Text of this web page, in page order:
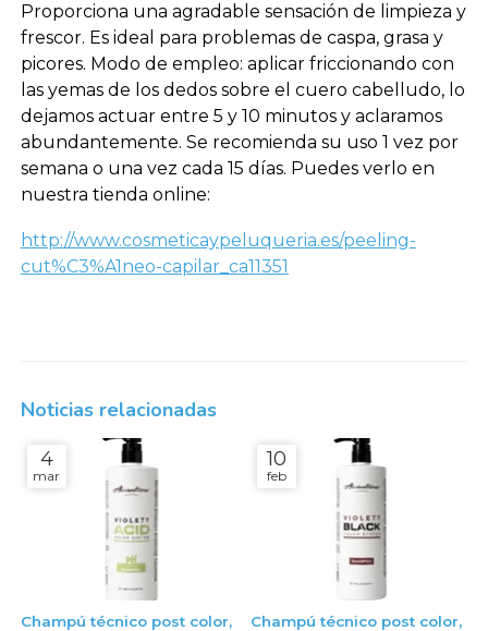
Proporciona una agradable sensación de limpieza y
frescor. Es ideal para problemas de caspa, grasa y
picores. Modo de empleo: aplicar friccionando con
las yemas de los dedos sobre el cuero cabelludo, lo
dejamos actuar entre 5 y 10 minutos y aclaramos
abundantemente. Se recomienda su uso 1 vez por
semana o una vez cada 15 días. Puedes verlo en
nuestra tienda online:
http://www.cosmeticaypeluqueria.es/peeling-
cut%C3%A1neo-capilar_ca11351
Noticias relacionadas
4
mar
Champú técnico post color,
10
feb
Champú técnico post color,